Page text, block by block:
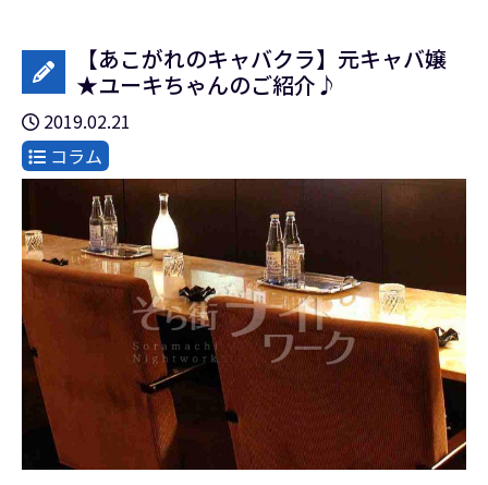
【あこがれのキャバクラ】元キャバ嬢
★ユーキちゃんのご紹介♪
2019.02.21
コラム